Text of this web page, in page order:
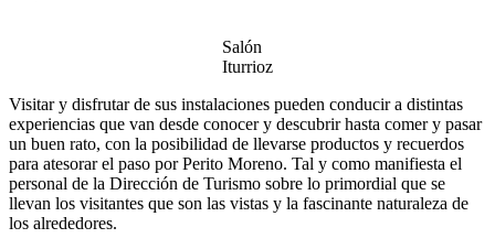
Salón
Iturrioz
Visitar y disfrutar de sus instalaciones pueden conducir a distintas
experiencias que van desde conocer y descubrir hasta comer y pasar
un buen rato, con la posibilidad de llevarse productos y recuerdos
para atesorar el paso por Perito Moreno. Tal y como manifiesta el
personal de la Dirección de Turismo sobre lo primordial que se
llevan los visitantes que son las vistas y la fascinante naturaleza de
los alrededores.